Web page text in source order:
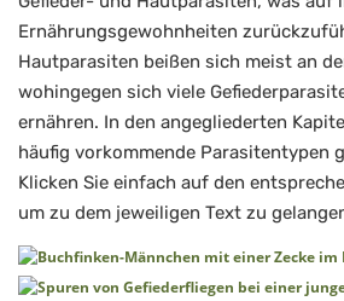
Ernährungsgewohnheiten
Hautparasiten beißen sich meist an
wohingegen sich viele
ernähren. In den angegliederten
häufig vorkommende Parasitentypen
Klicken Sie einfach auf den
um zu dem jeweiligen Text zu